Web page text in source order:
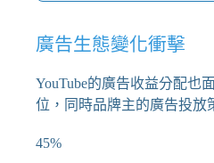
廣告生態變化衝擊
YouTube的廣告收益分配也
位，同時品牌主的廣告投放
45%